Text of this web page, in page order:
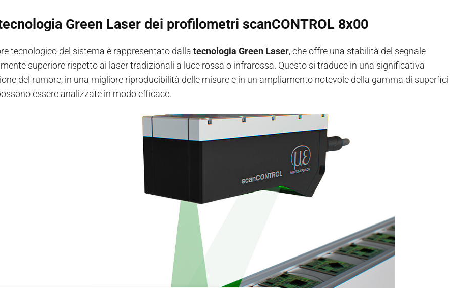
Green Laser dei profilometri scanCONTROL 8x00
tecnologico del sistema è rappresentato dalla tecnologia Green Laser, che offre una stabilità del segnale
superiore rispetto ai laser tradizionali a luce rossa o infrarossa. Questo si traduce in una significativa
del rumore, in una migliore riproducibilità delle misure e in un ampliamento notevole della gamma di superfici
essere analizzate in modo efficace.